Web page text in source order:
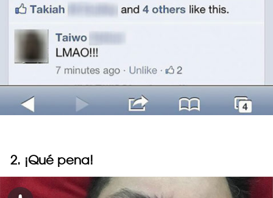
2. ¡Qué pena!